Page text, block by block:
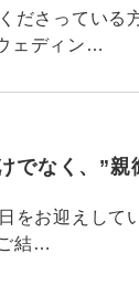
さっている
ディン…
でなく、”親
をお迎えして
結…